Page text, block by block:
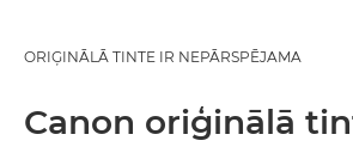
ORIĢINĀLĀ TINTE IR NEPĀRSPĒJAMA
Canon oriģinālā